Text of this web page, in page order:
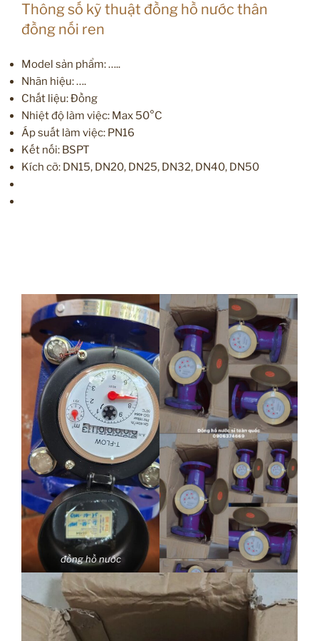
Thông số kỹ thuật đồng hồ nước thân
đồng nối ren
Model sản phẩm: …..
Nhãn hiệu: ….
Chất liệu: Đồng
Nhiệt độ làm việc: Max 50°C
Áp suất làm việc: PN16
Kết nối: BSPT
Kích cỡ: DN15, DN20, DN25, DN32, DN40, DN50
đồng hồ nước